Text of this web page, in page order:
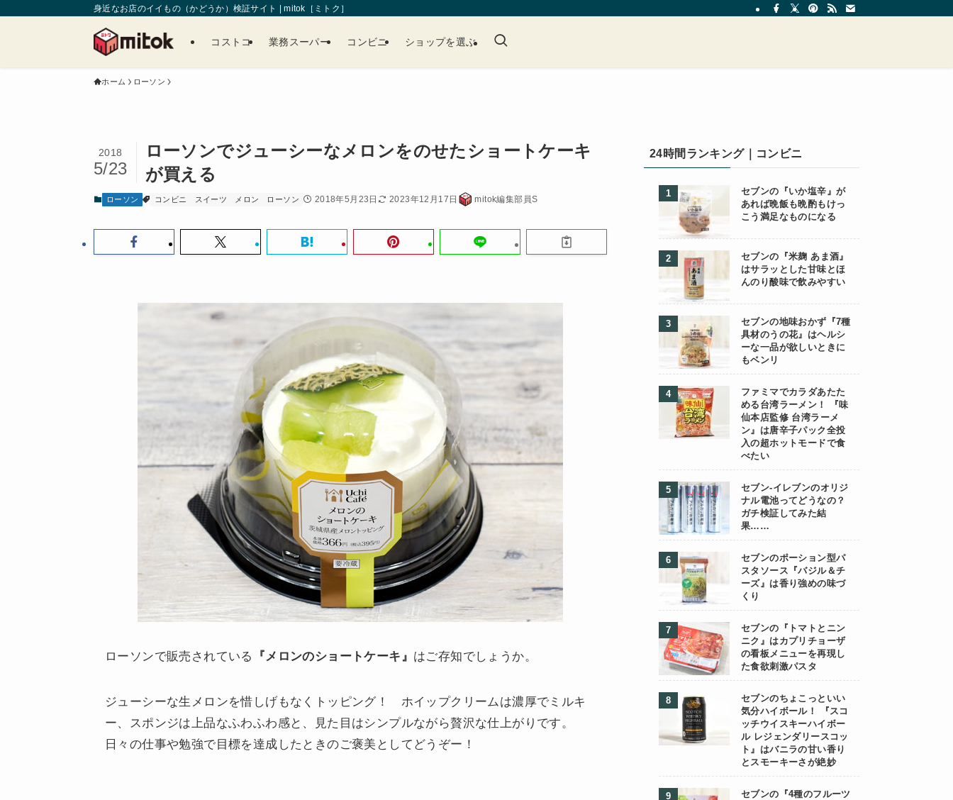
身近なお店のイイもの（かどうか）検証サイト | mitok［ミトク］
コストコ 業務スーパー コンビニ ショップを選ぶ
ホーム ローソン
ローソンでジューシーなメロンをのせたショートケーキ
が買える
2018
5/23
ローソン コンビニ スイーツ メロン ローソン 2018年5月23日 2023年12月17日 mitok編集部員S
ローソンで販売されている 『メロンのショートケーキ』 はご存知でしょうか。
ジューシーな生メロンを惜しげもなくトッピング！ ホイップクリームは濃厚でミルキ
ー、スポンジは上品なふわふわ感と、見た目はシンプルながら贅沢な仕上がりです。
日々の仕事や勉強で目標を達成したときのご褒美としてどうぞー！
24時間ランキング｜コンビニ
セブンの『いか塩辛』が
あれば晩飯も晩酌もけっ
こう満足なものになる
セブンの『米麹 あま酒』
はサラッとした甘味とほ
んのり酸味で飲みやすい
セブンの地味おかず『7種
具材のうの花』はヘルシ
ーな一品が欲しいときに
もベンリ
ファミマでカラダあたた
める台湾ラーメン！ 『味
仙本店監修 台湾ラーメ
ン』は唐辛子パック全投
入の超ホットモードで食
べたい
セブン-イレブンのオリジ
ナル電池ってどうなの？
ガチ検証してみた結
果……
セブンのポーション型パ
スタソース『バジル＆チ
ーズ』は香り強めの味づ
くり
セブンの『トマトとニン
ニク』はカプリチョーザ
の看板メニューを再現し
た食欲刺激パスタ
セブンのちょこっといい
気分ハイボール！ 『スコ
ッチウイスキーハイボー
ル レジェンダリースコッ
ト』はバニラの甘い香り
とスモーキーさが絶妙
セブンの『4種のフルーツ